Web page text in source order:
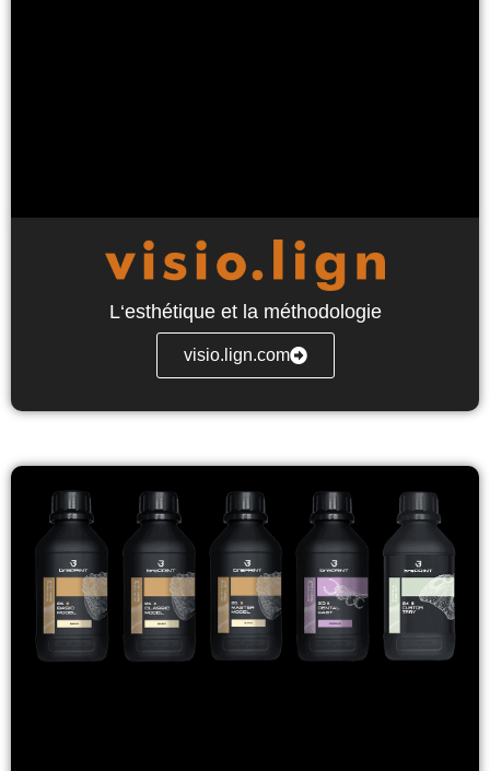
L‘esthétique et la méthodologie
visio.lign.com